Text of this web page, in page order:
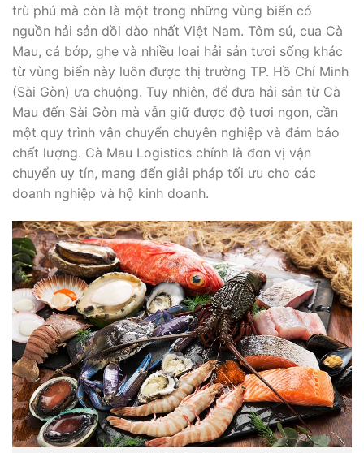
trù phú mà còn là một trong những vùng biển có
nguồn hải sản dồi dào nhất Việt Nam. Tôm sú, cua Cà
Mau, cá bớp, ghẹ và nhiều loại hải sản tươi sống khác
từ vùng biển này luôn được thị trường TP. Hồ Chí Minh
(Sài Gòn) ưa chuộng. Tuy nhiên, để đưa hải sản từ Cà
Mau đến Sài Gòn mà vẫn giữ được độ tươi ngon, cần
một quy trình vận chuyển chuyên nghiệp và đảm bảo
chất lượng. Cà Mau Logistics chính là đơn vị vận
chuyển uy tín, mang đến giải pháp tối ưu cho các
doanh nghiệp và hộ kinh doanh.